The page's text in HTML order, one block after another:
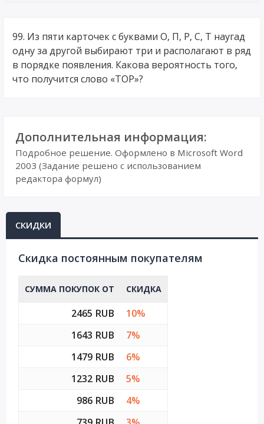
99. Из пяти карточек с буквами О, П, Р, С, Т наугад
одну за другой выбирают три и располагают в ряд
в порядке появления. Какова вероятность того,
что получится слово «ТОР»?
Дополнительная информация:
Подробное решение. Оформлено в Microsoft Word
2003 (Задание решено с использованием
редактора формул)
СКИДКИ
Cкидка постоянным покупателям
СУММА ПОКУПОК ОТ СКИДКА
2465 RUB
10%
1643 RUB
7%
1479 RUB
6%
1232 RUB
5%
986 RUB
4%